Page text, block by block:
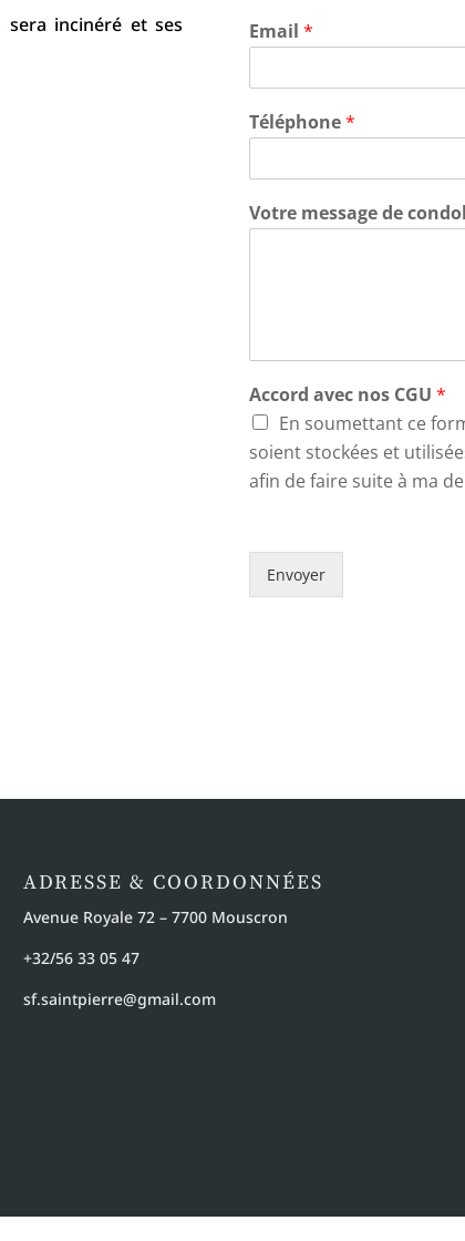
sera incinéré et ses
Email *
Téléphone*
Votre message de
Accord avec nos CGU *
En soumettant ce
soient stockées et
afin de faire suite à ma
Envoyer
ADRESSE & COORDONNÉES
Avenue Royale 72 – 7700 Mouscron
+32/56 33 05 47
sf.saintpierre@gmail.com